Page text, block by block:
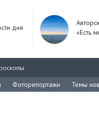
дня
«Есть
Фоторепортажи Темы